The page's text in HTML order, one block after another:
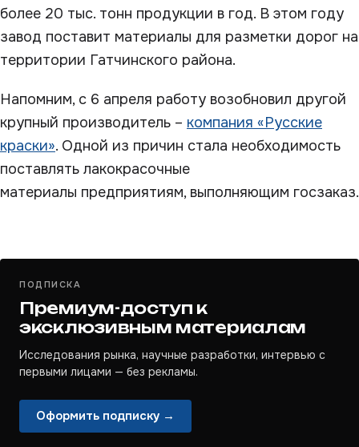
более 20 тыс. тонн продукции в год. В этом году
завод поставит материалы для разметки дорог на
территории Гатчинского района.
Напомним, с 6 апреля работу возобновил другой
крупный производитель – компания «Русские
краски». Одной из причин стала необходимость
поставлять лакокрасочные
материалы предприятиям, выполняющим госзаказ.
ПОДПИСКА
Премиум-доступ к
эксклюзивным материалам
Исследования рынка, научные разработки, интервью с
первыми лицами — без рекламы.
Оформить подписку →